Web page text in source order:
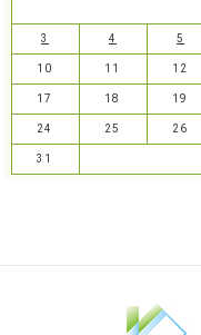
3 4 5
10 11 12
17 18 19
24 25 26
31